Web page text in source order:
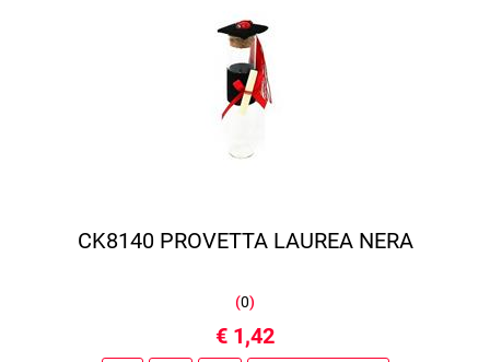
CK8140 PROVETTA LAUREA NERA
(0)
€ 1,42